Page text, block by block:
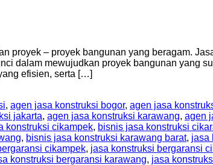
proyek – proyek bangunan yang beragam.
dalam mewujudkan proyek bangunan yang
efisien, serta […]
, agen jasa konstruksi bogor, agen jasa
jakarta, agen jasa konstruksi karawang, agen
konstruksi cikampek, bisnis jasa konstruksi
, bisnis jasa konstruksi karawang barat, jasa
cikampek, jasa konstruksi bergaransi
konstruksi bergaransi karawang, jasa